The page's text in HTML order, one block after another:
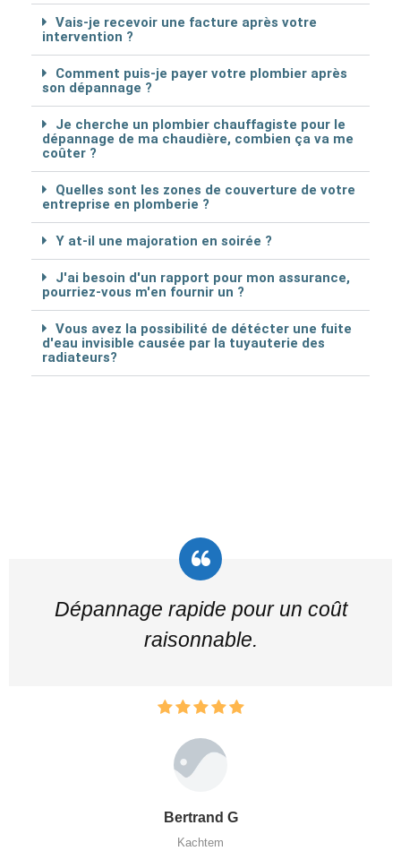
Vais-je recevoir une facture après votre
intervention ?
Comment puis-je payer votre plombier après
son dépannage ?
Je cherche un plombier chauffagiste pour le
dépannage de ma chaudière, combien ça va me
coûter ?
Quelles sont les zones de couverture de votre
entreprise en plomberie ?
Y at-il une majoration en soirée ?
J'ai besoin d'un rapport pour mon assurance,
pourriez-vous m'en fournir un ?
Vous avez la possibilité de détécter une fuite
d'eau invisible causée par la tuyauterie des
radiateurs?
Dépannage rapide pour un coût
raisonnable.
Bertrand G
Kachtem